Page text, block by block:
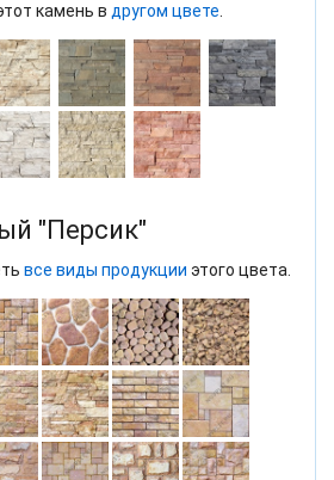
камень в другом цвете
"Персик"
все виды продукции этого цвета.